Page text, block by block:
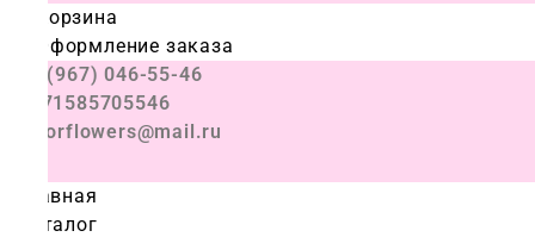
Корзина
Оформление заказа
+7 (967) 046-55-46
+971585705546
colorflowers@mail.ru
Главная
Каталог